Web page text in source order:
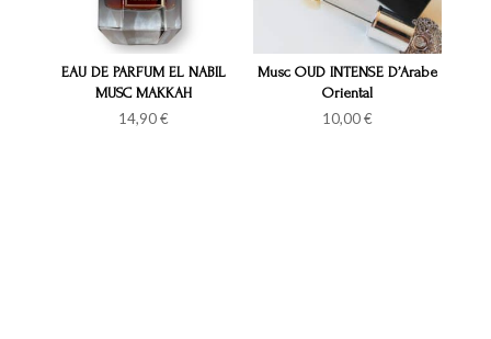
EAU DE PARFUM EL NABIL
MUSC MAKKAH
14,90€
Musc OUD INTENSE D’Arabe
Oriental
10,00€